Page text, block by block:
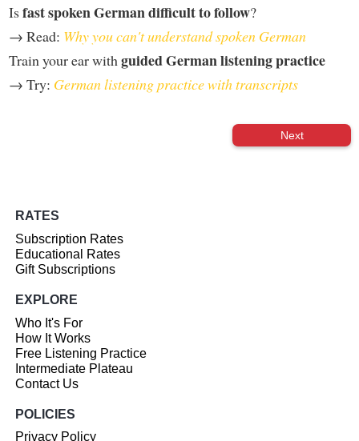
Isfast spoken German difficult to follow?
→ Read: Why you can't understand spoken German
Train your ear with guided German listening practice
→ Try: German listening practice with transcripts
Next
RATES
Subscription Rates
Educational Rates
Gift Subscriptions
EXPLORE
Who It's For
How It Works
Free Listening Practice
Intermediate Plateau
Contact Us
POLICIES
Privacy Policy